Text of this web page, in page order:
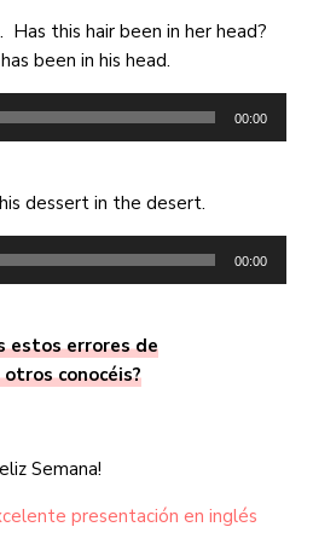
Has this hair been in her head?
been in his head.
00:00
dessert in the desert.
00:00
estos errores de
otros conocéis?
Semana!
presentación en inglés